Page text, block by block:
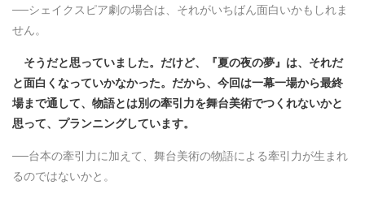
──シェイクスピア劇の場合は、それがいちばん面白いかもしれま
せん。
そうだと思っていました。だけど、『夏の夜の夢』は、それだ
と面白くなっていかなかった。だから、今回は一幕一場から最終
場まで通して、物語とは別の牽引力を舞台美術でつくれないかと
思って、プランニングしています。
──台本の牽引力に加えて、舞台美術の物語による牽引力が生まれ
るのではないかと。